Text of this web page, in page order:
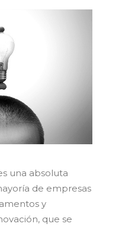
una absoluta
de empresas
y
que se